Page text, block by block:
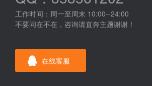
工作时间：周一至周末 10:00--24:00
不要问在不在，咨询请直奔主题谢谢！
在线客服